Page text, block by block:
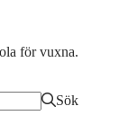
för vuxna.
Sök